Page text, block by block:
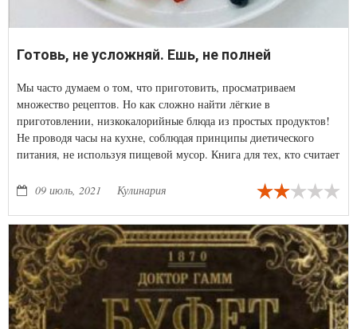
Готовь, не усложняй. Ешь, не полней
Мы часто думаем о том, что приготовить, просматриваем
множество рецептов. Но как сложно найти лёгкие в
приготовлении, низкокалорийные блюда из простых продуктов!
Не проводя часы на кухне, соблюдая принципы диетического
питания, не используя пищевой мусор. Книга для тех, кто считает
блюд указана калорийность. Эта книга сделает ваш ежедневный
09 июль, 2021 Кулинария